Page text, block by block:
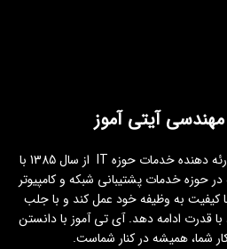
آیتی آموز
گروه فنی و مهندسی ایتی اموز ارئه دهنده خدمات حوزه IT از سال 1385 با
در حوزه خدمات پشتیبانی شبکه و کامپیوتر
کیفیت به وظیفه خود عمل کند و با جلب
قدرت ادامه دهد. آی تی آموز با دانستن
شما، همیشه در کنار شماست.